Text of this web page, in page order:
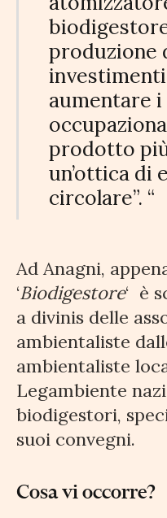
produzione
aumentare
prodotto
un’ottica di
circolare”. “
Ad Anagni,
‘Biodigestore‘ è
a divinis delle
ambientaliste
ambientaliste
Legambiente
biodigestori,
suoi convegni.
Cosa vi occorre?